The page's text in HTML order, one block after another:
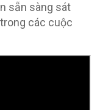
sẵn sàng sát
các cuộc